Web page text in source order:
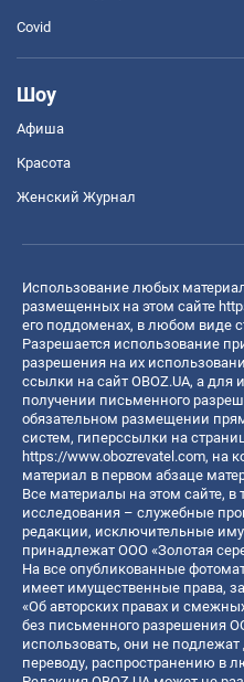
Covid
Шоу
Афиша
Красота
Женский Журнал
Использование любых
размещенных на этом сайте
его поддоменах, в любом виде
Разрешается использование
разрешения на их
ссылки на сайт OBOZ.UA, а для
получении письменного
обязательном размещении
систем, гиперссылки на
https://www.obozrevatel.com, на
материал в первом абзаце
Все материалы на этом сайте, в
исследования – служебные
редакции, исключительные
принадлежат ООО «Золотая
На все опубликованные
имеет имущественные права,
«Об авторских правах и
без письменного разрешения
использовать, они не
переводу, распространению в